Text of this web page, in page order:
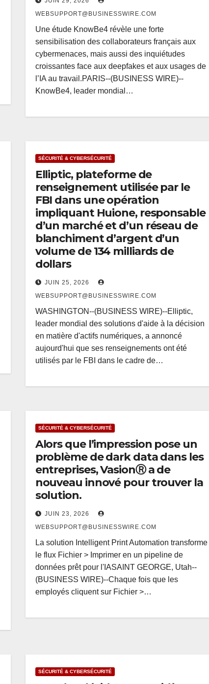
WEBSUPPORT@BUSINESSWIRE.COM
Une étude KnowBe4 révèle une forte
sensibilisation des collaborateurs français aux
cybermenaces, mais aussi des inquiétudes
croissantes face aux deepfakes et aux usages de
l’IA au travail.PARIS--(BUSINESS WIRE)--
KnowBe4, leader mondial…
SÉCURITÉ & CYBERSÉCURITÉ
Elliptic, plateforme de
renseignement utilisée par le
FBI dans une opération
impliquant Huione, responsable
d’un marché et d’un réseau de
blanchiment d’argent d’un
volume de 134 milliards de
dollars
JUIN 25, 2026
WEBSUPPORT@BUSINESSWIRE.COM
WASHINGTON--(BUSINESS WIRE)--Elliptic,
leader mondial des solutions d'aide à la décision
en matière d'actifs numériques, a annoncé
aujourd'hui que ses renseignements ont été
utilisés par le FBI dans le cadre de…
SÉCURITÉ & CYBERSÉCURITÉ
Alors que l’impression pose un
problème de dark data dans les
entreprises, VasionⓇ a de
nouveau innové pour trouver la
solution.
JUIN 23, 2026
WEBSUPPORT@BUSINESSWIRE.COM
La solution Intelligent Print Automation transforme
le flux Fichier > Imprimer en un pipeline de
données prêt pour l'IASAINT GEORGE, Utah--
(BUSINESS WIRE)--Chaque fois que les
employés cliquent sur Fichier >…
SÉCURITÉ & CYBERSÉCURITÉ